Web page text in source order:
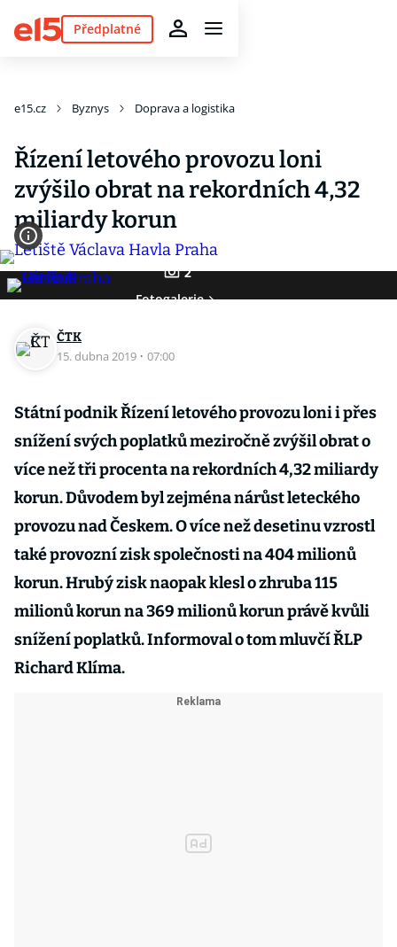
Předplatné
e15.cz Byznys Doprava a logistika
Řízení letového provozu loni
zvýšilo obrat na rekordních 4,32
miliardy korun
2
Fotogalerie
ČTK
15. dubna 2019 · 07:00
Státní podnik Řízení letového provozu loni i přes
snížení svých poplatků meziročně zvýšil obrat o
více než tři procenta na rekordních 4,32 miliardy
korun. Důvodem byl zejména nárůst leteckého
provozu nad Českem. O více než desetinu vzrostl
také provozní zisk společnosti na 404 milionů
korun. Hrubý zisk naopak klesl o zhruba 115
milionů korun na 369 milionů korun právě kvůli
snížení poplatků. Informoval o tom mluvčí ŘLP
Richard Klíma.